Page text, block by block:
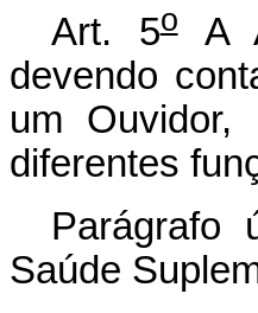
Art. 5o
A
devendo
um Ouvidor,
diferentes
Parágrafo
Saúde